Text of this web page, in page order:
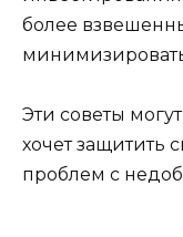
более
Эти советы
хочет защитить
проблем с